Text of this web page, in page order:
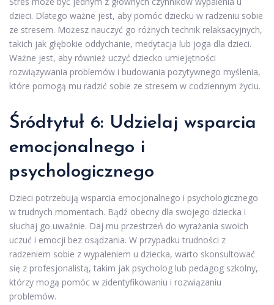
dzieci. Dlatego ważne jest, aby pomóc dziecku w radzeniu sobie
ze stresem. Możesz nauczyć go różnych technik relaksacyjnych,
takich jak głębokie oddychanie, medytacja lub joga dla dzieci.
Ważne jest, aby również uczyć dziecko umiejętności
rozwiązywania problemów i budowania pozytywnego myślenia,
które pomogą mu radzić sobie ze stresem w codziennym życiu.
Śródtytuł 6: Udzielaj wsparcia
emocjonalnego i
psychologicznego
Dzieci potrzebują wsparcia emocjonalnego i psychologicznego
w trudnych momentach. Bądź obecny dla swojego dziecka i
słuchaj go uważnie. Daj mu przestrzeń do wyrażania swoich
uczuć i emocji bez osądzania. W przypadku trudności z
radzeniem sobie z wypaleniem u dziecka, warto skonsultować
się z profesjonalistą, takim jak psycholog lub pedagog szkolny,
którzy mogą pomóc w zidentyfikowaniu i rozwiązaniu
problemów.